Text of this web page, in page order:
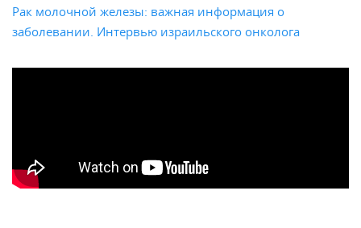
Рак молочной железы: важная информация о
заболевании. Интервью израильского онколога